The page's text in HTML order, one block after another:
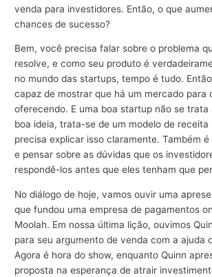
venda para investidores. Então, o que
chances de sucesso?
Bem, você precisa falar sobre o problema
resolve, e como seu produto é
no mundo das startups, tempo é tudo.
capaz de mostrar que há um mercado para
oferecendo. E uma boa startup não se trata
boa ideia, trata-se de um modelo de receita
precisa explicar isso claramente. Também
e pensar sobre as dúvidas que os
respondê-los antes que eles tenham que
No diálogo de hoje, vamos ouvir uma
que fundou uma empresa de pagamentos
Moolah. Em nossa última lição, ouvimos
para seu argumento de venda com a ajuda
Agora é hora do show, enquanto Quinn
proposta na esperança de atrair